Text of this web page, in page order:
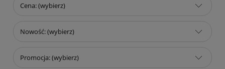
Cena: (wybierz)
Nowość: (wybierz)
Promocja: (wybierz)